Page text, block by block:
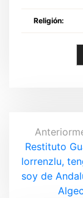
Religión:
N
a
v
Restituto
lorrenzlu,
soy de